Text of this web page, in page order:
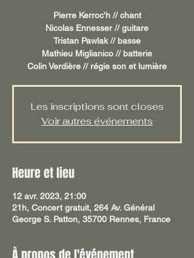
Pierre Kerroc'h // chant
Nicolas Ennesser // guitare
Tristan Pawlak // basse
Mathieu Miglianico // batterie
Les inscriptions sont closes
Voir autres événements
Heure et lieu
12 avr. 2023, 21:00
21h, Concert gratuit, 264 Av. Général
George S. Patton, 35700 Rennes, France